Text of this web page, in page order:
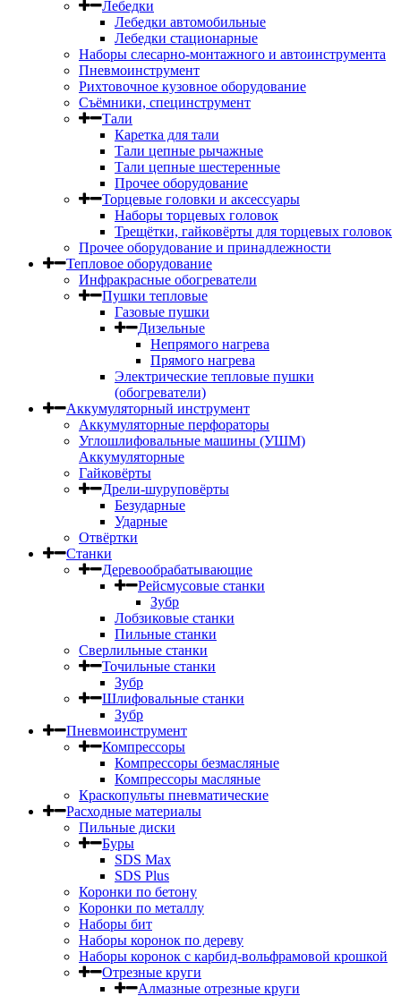
Лебедки
Лебедки автомобильные
Лебедки стационарные
Наборы слесарно-монтажного и автоинструмента
Пневмоинструмент
Рихтовочное кузовное оборудование
Съёмники, специнструмент
Тали
Каретка для тали
Тали цепные рычажные
Тали цепные шестеренные
Прочее оборудование
Торцевые головки и аксессуары
Наборы торцевых головок
Трещётки, гайковёрты для торцевых головок
Прочее оборудование и принадлежности
Тепловое оборудование
Инфракрасные обогреватели
Пушки тепловые
Газовые пушки
Дизельные
Непрямого нагрева
Прямого нагрева
Электрические тепловые пушки
(обогреватели)
Аккумуляторный инструмент
Аккумуляторные перфораторы
Углошлифовальные машины (УШМ)
Аккумуляторные
Гайковёрты
Дрели-шуруповёрты
Безударные
Ударные
Отвёртки
Станки
Деревообрабатывающие
Рейсмусовые станки
Зубр
Лобзиковые станки
Пильные станки
Сверлильные станки
Точильные станки
Зубр
Шлифовальные станки
Зубр
Пневмоинструмент
Компрессоры
Компрессоры безмасляные
Компрессоры масляные
Краскопульты пневматические
Расходные материалы
Пильные диски
Буры
SDS Max
SDS Plus
Коронки по бетону
Коронки по металлу
Наборы бит
Наборы коронок по дереву
Наборы коронок с карбид-вольфрамовой крошкой
Отрезные круги
Алмазные отрезные круги